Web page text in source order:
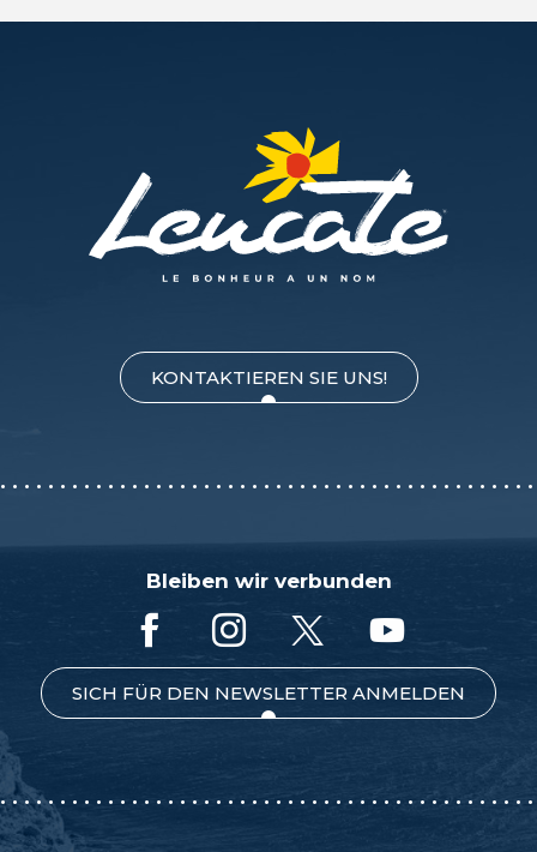
KONTAKTIEREN SIE UNS!
Bleiben wir verbunden
SICH FÜR DEN NEWSLETTER ANMELDEN